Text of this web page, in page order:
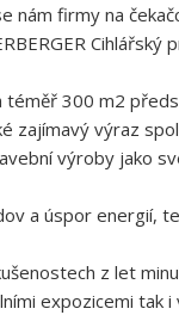
nám firmy na
Cihlářský
300 m2
zajímavý výraz
výroby jako
a úspor energií,
z let
expozicemi tak